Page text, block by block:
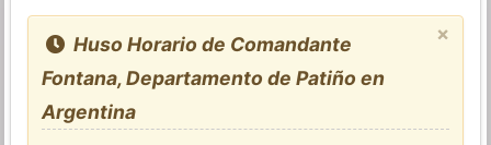
×
Huso Horario de Comandante
Fontana, Departamento de Patiño en
Argentina